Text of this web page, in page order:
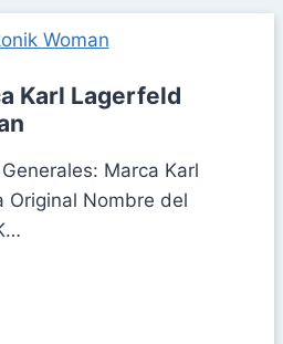
Karl Lagerfeld
Marca Karl
Original Nombre del